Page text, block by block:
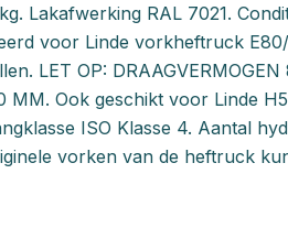
Lakafwerking RAL 7021.
voor Linde vorkheftruck
LET OP:
MM. Ook geschikt voor Linde
ISO Klasse 4. Aantal
vorken van de heftruck